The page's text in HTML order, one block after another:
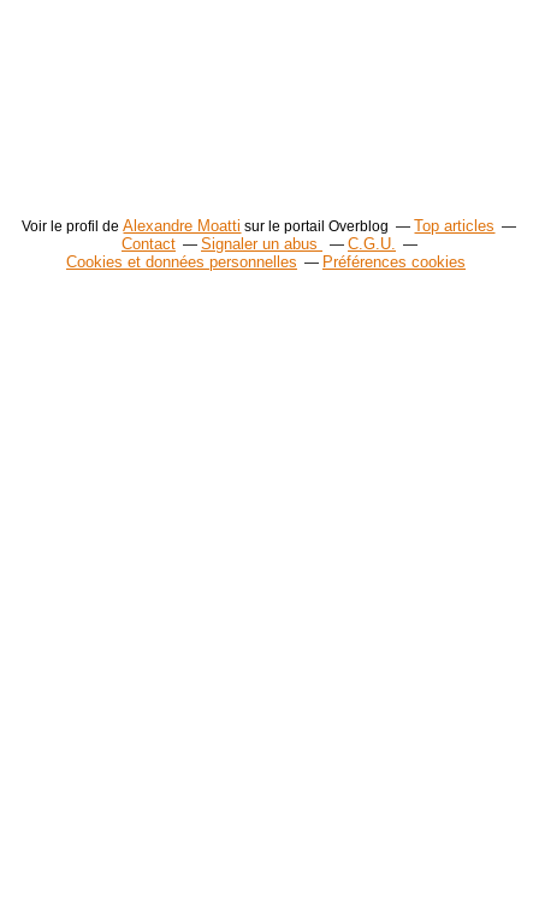
Voir le profil deAlexandre Moatti sur le portail Overblog
Top articles
Contact
Signaler un abus
C.G.U.
Cookies et données personnelles
Préférences cookies